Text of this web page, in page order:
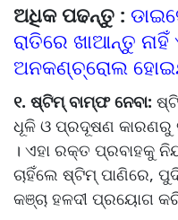
ଅଧିକ ପଢନ୍ତୁ :
ରାତିରେ ଖାଆନ୍ତୁ
ଅନକଣ୍ଚ୍ରୋଲ
୧. ଷ୍ଟିମ୍ ବାମ୍ଫ ନେବା:
ଧୂଳି ଓ ପ୍ରଦୂଷଣ କାରଣରୁ
। ଏହା ରକ୍ତ ପ୍ରବାହକୁ
ଚାହିଁଲେ ଷ୍ଟିମ୍ ପାଣିରେ,
କଞ୍ଚା ହଳଦୀ ପ୍ରୟୋଗ